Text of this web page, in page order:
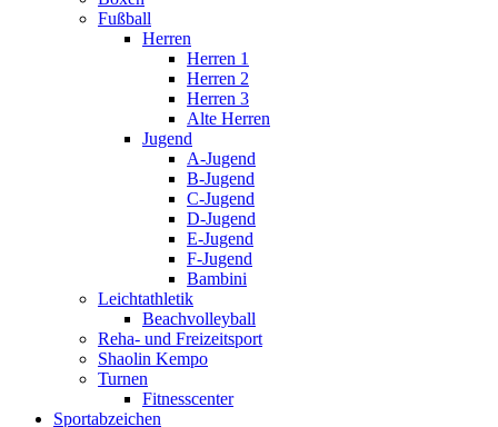
Fußball
Herren
Herren 1
Herren 2
Herren 3
Alte Herren
Jugend
A-Jugend
B-Jugend
C-Jugend
D-Jugend
E-Jugend
F-Jugend
Bambini
Leichtathletik
Beachvolleyball
Reha- und Freizeitsport
Shaolin Kempo
Turnen
Fitnesscenter
Sportabzeichen